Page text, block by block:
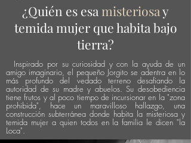
¿Quién es esa misteriosay
temida mujer que habita bajo
tierra?
Inspirado por su curiosidad y con la ayuda de un
amigo imaginario, el pequeño Jorgito se adentra en lo
más profundo del vedado terreno desafiando la
autoridad de su madre y abuelos. Su desobediencia
tiene frutos y al poco tiempo de incursionar en la "zona
prohibida", hace un maravilloso hallazgo, una
construcción subterránea donde habita la misteriosa y
temida mujer a quien todos en la familia le dicen "la
Loca".